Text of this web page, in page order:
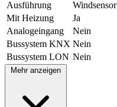
Ausführung
Windsensor
Mit Heizung
Ja
Analogeingang
Nein
Bussystem KNX Nein
Bussystem LON Nein
Mehr anzeigen